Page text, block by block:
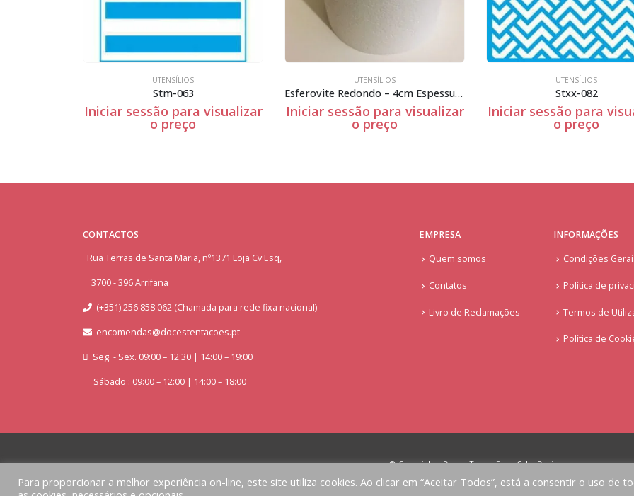
UTENSÍLIOS
Stm-063
Iniciar sessão para visualizar
o preço
UTENSÍLIOS
Esferovite Redondo – 4cm Espessura
Iniciar sessão para visualizar
o preço
UTENSÍLIOS
Stxx-082
Iniciar sessão para
o preço
CONTACTOS
Rua Terras de Santa Maria, nº1371 Loja Cv Esq,
3700 - 396 Arrifana
(+351) 256 858 062 (Chamada para rede fixa nacional)
encomendas@docestentacoes.pt
Seg. - Sex. 09:00 – 12:30 | 14:00 – 19:00
Sábado : 09:00 – 12:00 | 14:00 – 18:00
EMPRESA
Quem somos
Contatos
Livro de Reclamações
INFORMAÇÕES
Condições
Política de
Termos de
Política de
© Copyright - Doces Tentações - Cake Design
Implementado porAlbergueDigital.com
Para proporcionar a melhor experiência on-line, este site utiliza cookies. Ao clicar em “Aceitar Todos”, está a consentir o uso de